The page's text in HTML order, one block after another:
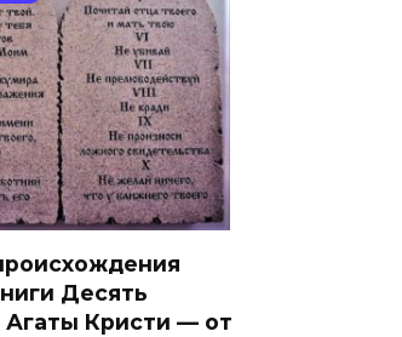
Десять
Агаты Кристи — от